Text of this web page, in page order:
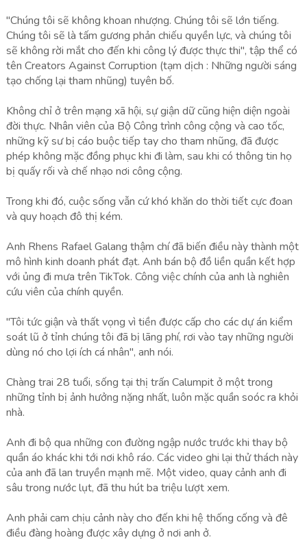
"Chúng tôi sẽ không khoan nhượng. Chúng tôi sẽ lớn tiếng.
Chúng tôi sẽ là tấm gương phản chiếu quyền lực, và chúng tôi
sẽ không rời mắt cho đến khi công lý được thực thi", tập thể có
tên Creators Against Corruption (tạm dịch : Những người sáng
tạo chống lại tham nhũng) tuyên bố.
Không chỉ ở trên mạng xã hội, sự giận dữ cũng hiện diện ngoài
đời thực. Nhân viên của Bộ Công trình công cộng và cao tốc,
những kỹ sư bị cáo buộc tiếp tay cho tham nhũng, đã được
phép không mặc đồng phục khi đi làm, sau khi có thông tin họ
bị quấy rối và chế nhạo nơi công cộng.
Trong khi đó, cuộc sống vẫn cứ khó khăn do thời tiết cực đoan
và quy hoạch đô thị kém.
Anh Rhens Rafael Galang thậm chí đã biến điều này thành một
mô hình kinh doanh phát đạt. Anh bán bộ đồ liền quần kết hợp
với ủng đi mưa trên TikTok. Công việc chính của anh là nghiên
cứu viên của chính quyền.
"Tôi tức giận và thất vọng vì tiền được cấp cho các dự án kiểm
soát lũ ở tỉnh chúng tôi đã bị lãng phí, rơi vào tay những người
dùng nó cho lợi ích cá nhân", anh nói.
Chàng trai 28 tuổi, sống tại thị trấn Calumpit ở một trong
những tỉnh bị ảnh hưởng nặng nhất, luôn mặc quần soóc ra khỏi
nhà.
Anh đi bộ qua những con đường ngập nước trước khi thay bộ
quần áo khác khi tới nơi khô ráo. Các video ghi lại thử thách này
của anh đã lan truyền mạnh mẽ. Một video, quay cảnh anh đi
sâu trong nước lụt, đã thu hút ba triệu lượt xem.
Anh phải cam chịu cảnh này cho đến khi hệ thống cống và đê
điều đàng hoàng được xây dựng ở nơi anh ở.